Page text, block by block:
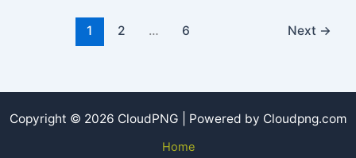
1 2 … 6 Next →
Copyright © 2026 CloudPNG | Powered by Cloudpng.com
Home